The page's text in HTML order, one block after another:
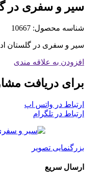
سیر و سفری در
شناسه محصول: 10667
سیر و سفری در گلستان
افزودن به علاقه مندی
برای دریافت
ارتباط در واتس اپ
ارتباط در تلگرام
بزرگنمایی تصویر
ارسال سریع